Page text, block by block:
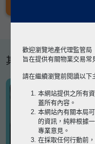
其他專題
歡迎瀏覽地產代理監管局
旨在提供有關物業交易常
請在繼續瀏覽前閱讀以下
本網站提供之所有
蓋所有內容。
本網站內有關本局
的資訊，純粹根據
專業意見。
在採取任何行動前